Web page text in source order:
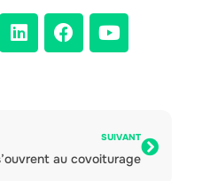
SUIVANT
au covoiturage